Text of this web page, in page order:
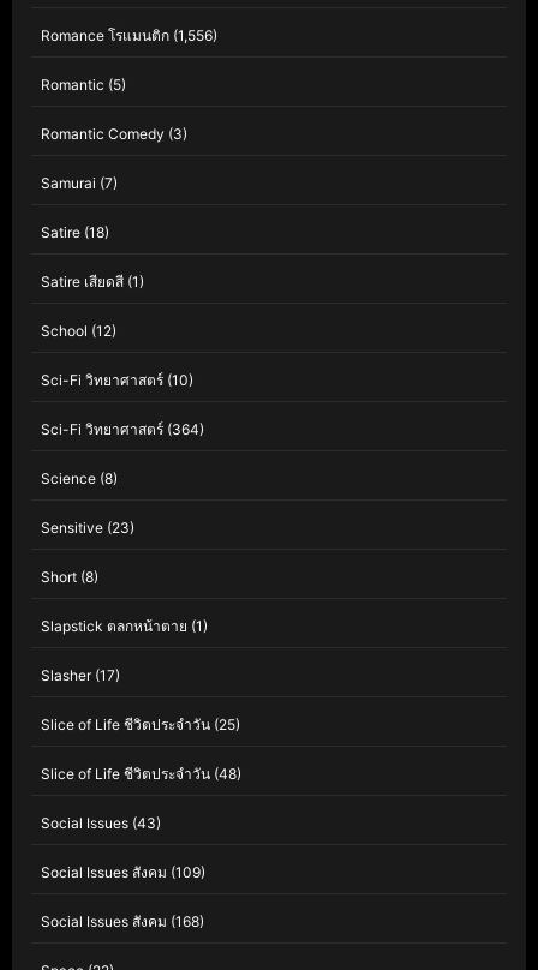
Romance โรแมนติก (1,556)
Romantic (5)
Romantic Comedy (3)
Samurai (7)
Satire (18)
Satire เสียดสี (1)
School (12)
Sci-Fi วิทยาศาสตร์ (10)
Sci-Fi วิทยาศาสตร์ (364)
Science (8)
Sensitive (23)
Short (8)
Slapstick ตลกหน้าตาย (1)
Slasher(17)
Slice of Life ชีวิตประจำวัน (25)
Slice of Life ชีวิตประจำวัน (48)
Social Issues (43)
Social Issues สังคม (109)
Social Issues สังคม (168)